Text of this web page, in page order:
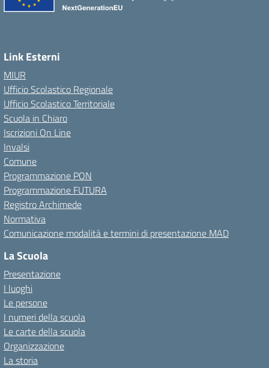
Link Esterni
MIUR
Ufficio Scolastico Regionale
Ufficio Scolastico Territoriale
Scuola in Chiaro
Iscrizioni On Line
Invalsi
Comune
Programmazione PON
Programmazione FUTURA
Registro Archimede
Normativa
Comunicazione modalità e termini di presentazione MAD
La Scuola
Presentazione
I luoghi
Le persone
I numeri della scuola
Le carte della scuola
Organizzazione
La storia